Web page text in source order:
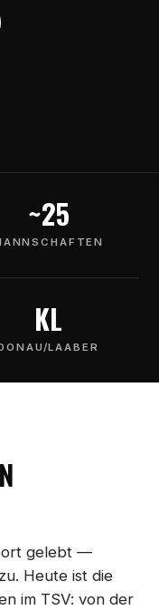
~25
KL
LAABER
gelebt —
Heute ist die
im TSV: von der